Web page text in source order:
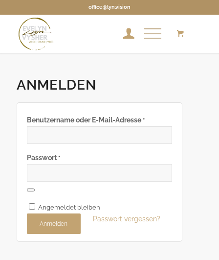
office@lyn.vision
ANMELDEN
Benutzername oder E-Mail-Adresse *
Passwort *
Alternative:
Angemeldet bleiben
Anmelden
Passwort vergessen?